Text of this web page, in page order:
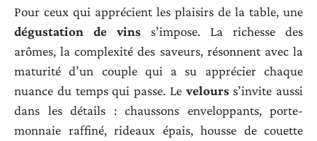
Pour ceux qui apprécient les plaisirs de la table, une
dégustation de vins s’impose. La richesse des
arômes, la complexité des saveurs, résonnent avec la
maturité d’un couple qui a su apprécier chaque
nuance du temps qui passe. Le velourss’invite aussi
dans les détails : chaussons enveloppants, porte-
monnaie raffiné, rideaux épais, housse de couette